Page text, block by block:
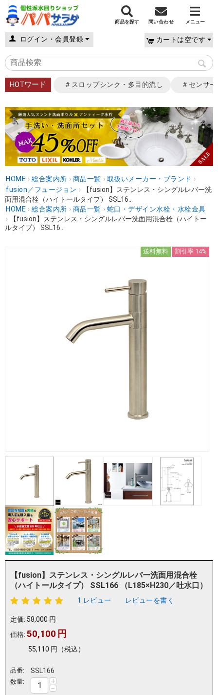
商品を探す 問い合わせ メニュー
ログイン・会員登録 カートは空です
HOTワード ＃スロップシンク・多目的流し ＃センサ
HOME › 総合案内所 › 商品一覧 › 取扱いメーカー・ブランド ›
fusion／フュージョン ›
【fusion】ステンレス・シングルレバー洗
面用混合栓（ハイトールタイプ） SSL16...
HOME › 総合案内所 › 商品一覧 › 蛇口・デザイン水栓・水栓金具
›
【fusion】ステンレス・シングルレバー洗面用混合栓（ハイトー
ルタイプ） SSL16...
送料無料 割引率 14%
【fusion】ステンレス・シングルレバー洗面用混合栓
（ハイトールタイプ） SSL166 （L185×H230／吐水口）
1 レビュー レビューを書く
定価: 58,000円
価格: 50,100 円
55,110 円 （税込）
品番: SSL166
数量: +
−